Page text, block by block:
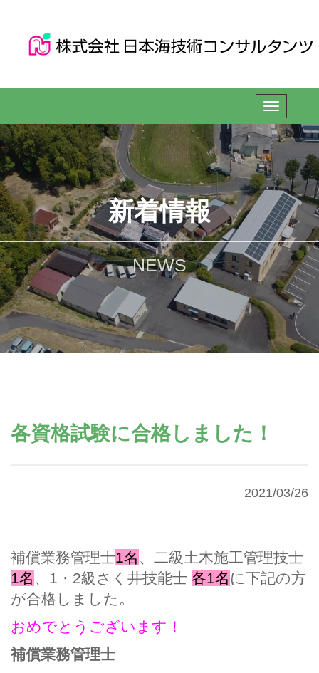
新着情報
NEWS
各資格試験に合格しました！
2021/03/26
補償業務管理士1名 、二級土木施工管理技士
1名 、1・2級さく井技能士 各1名 に下記の方
が合格しました。
おめでとうございます！
補償業務管理士